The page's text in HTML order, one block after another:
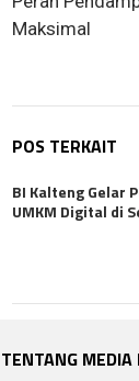
Maksimal
POS TERKAIT
BI Kalteng Gelar
UMKM Digital di
TENTANG MEDIA